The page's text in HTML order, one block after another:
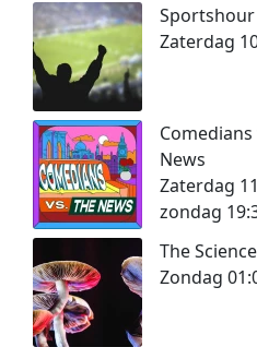
Sportshour
Zaterdag
News
Zaterdag
zondag
The
Zondag